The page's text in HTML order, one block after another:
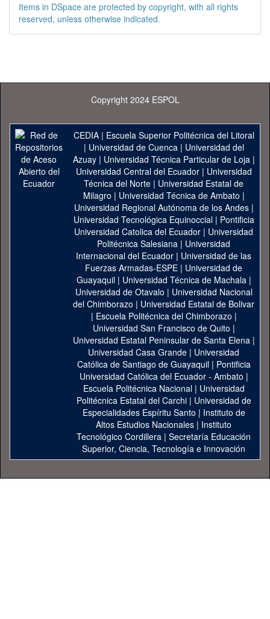
Items in DSpace are protected by copyright, with all rights
reserved, unless otherwise indicated.
Copyright 2024 ESPOL
CEDIA| Escuela Superior Politécnica del Litoral
| Universidad de Cuenca| Universidad del
Azuay| Universidad Técnica Particular de Loja|
Universidad Central del Ecuador| Universidad
Técnica del Norte | Universidad Estatal de
Milagro | Universidad Técnica de Ambato |
Universidad Regional Autónoma de los Andes|
Universidad Tecnológica Equinoccial| Pontificia
Universidad Catolica del Ecuador | Universidad
Politécnica Salesiana | Universidad
Internacional del Ecuador | Universidad de las
Fuerzas Armadas-ESPE | Universidad de
Guayaquil| Universidad Técnica de Machala|
Universidad de Otavalo | Universidad Nacional
del Chimborazo | Universidad Estatal de Bolivar
| Escuela Politécnica del Chimborazo |
Universidad San Francisco de Quito |
Universidad Estatal Peninsular de Santa Elena|
Universidad Casa Grande | Universidad
Católica de Santiago de Guayaquil| Pontificia
Universidad Católica del Ecuador - Ambato |
Escuela Politécnica Nacional| Universidad
Politécnica Estatal del Carchi| Universidad de
Especialidades Espíritu Santo | Instituto de
Altos Estudios Nacionales | Instituto
Tecnológico Cordillera | Secretaría Educación
Superior, Ciencia, Tecnología e Innovación